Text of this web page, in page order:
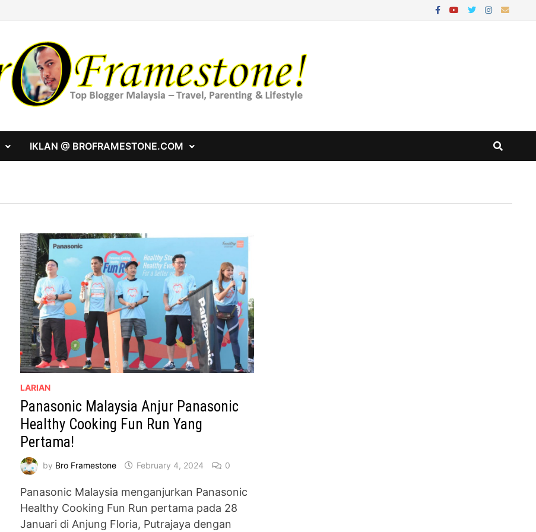
IKLAN @ BROFRAMESTONE.COM
LARIAN
Panasonic Malaysia Anjur Panasonic
Healthy Cooking Fun Run Yang
Pertama!
by Bro Framestone February 4, 2024 0
Panasonic Malaysia menganjurkan Panasonic
Healthy Cooking Fun Run pertama pada 28
Januari di Anjung Floria, Putrajaya dengan